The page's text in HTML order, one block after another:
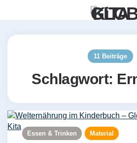
11 Beiträge
Schlagwort:
Essen & Trinken Material